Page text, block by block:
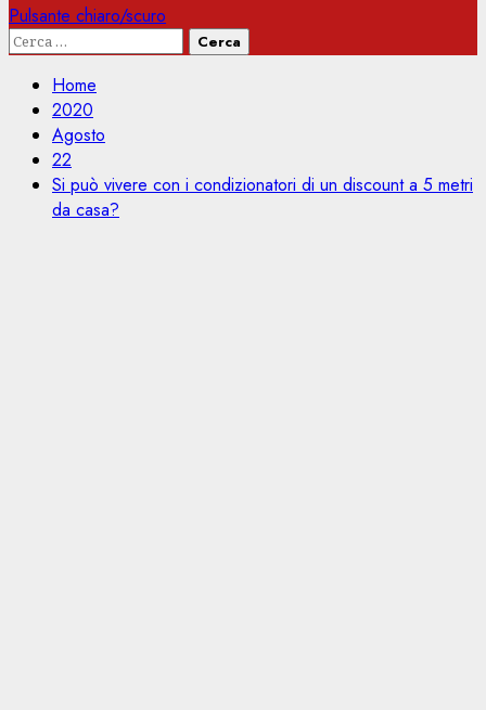
Pulsante chiaro/scuro
Ricerca
Home
2020
Agosto
22
Si può vivere con i condizionatori di un discount a 5 metri
da casa?